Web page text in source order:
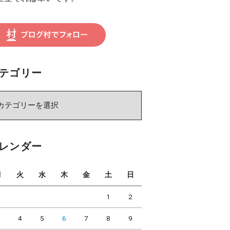
ゴリー
ンダー
火 水 木 金 土 日
1 2
4 5 6 7 8 9